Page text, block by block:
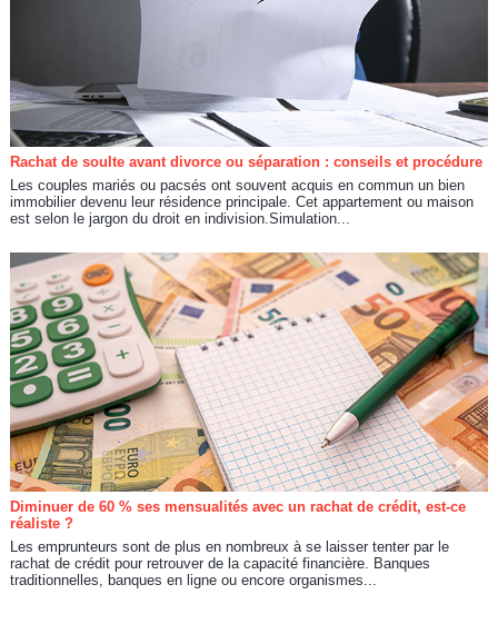
Rachat de soulte avant divorce ou séparation : conseils et procédure
Les couples mariés ou pacsés ont souvent acquis en commun un bien
immobilier devenu leur résidence principale. Cet appartement ou maison
est selon le jargon du droit en indivision.Simulation...
Diminuer de 60 % ses mensualités avec un rachat de crédit, est-ce
réaliste ?
Les emprunteurs sont de plus en nombreux à se laisser tenter par le
rachat de crédit pour retrouver de la capacité financière. Banques
traditionnelles, banques en ligne ou encore organismes...